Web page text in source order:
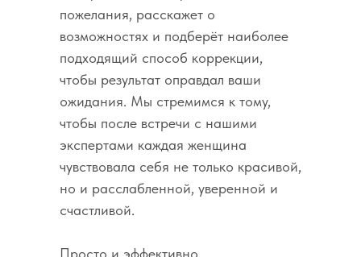
пожелания, расскажет о
возможностях и подберёт наиболее
подходящий способ коррекции,
чтобы результат оправдал ваши
ожидания. Мы стремимся к тому,
чтобы после встречи с нашими
экспертами каждая женщина
чувствовала себя не только красивой,
но и расслабленной, уверенной и
счастливой.
Просто и эффективно